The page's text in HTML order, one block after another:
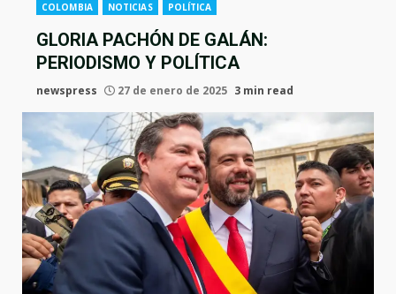
COLOMBIA NOTICIAS POLÍTICA
GLORIA PACHÓN DE GALÁN:
PERIODISMO Y POLÍTICA
newspress 27 de enero de 2025 3 min read